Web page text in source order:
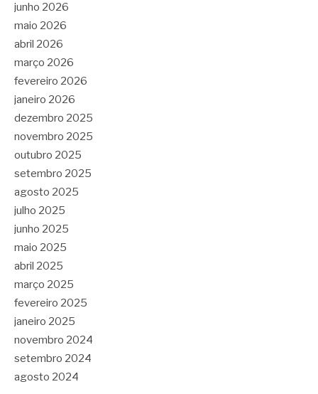
junho 2026
maio 2026
abril 2026
março 2026
fevereiro 2026
janeiro 2026
dezembro 2025
novembro 2025
outubro 2025
setembro 2025
agosto 2025
julho 2025
junho 2025
maio 2025
abril 2025
março 2025
fevereiro 2025
janeiro 2025
novembro 2024
setembro 2024
agosto 2024